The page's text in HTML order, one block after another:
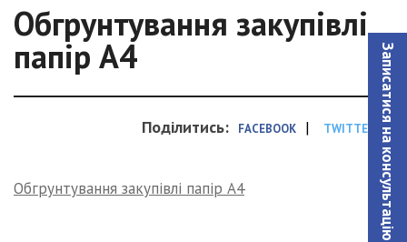
Записатися на консультацiю
Обгрунтування закупівлі
папір А4
Поділитись: FACEBOOK | TWITTER
Обгрунтування закупівлі папір А4